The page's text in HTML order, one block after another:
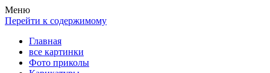
Весела хата — прикольные картинки, смешные истории,
клипы!
Покажем всем ваши фото приколы, карикатуры, шаржи, стихи,
рассказы, видео и песни!
Меню
Перейти к содержимому
Главная
все картинки
Фото приколы